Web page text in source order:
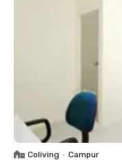
Coliving • Campur